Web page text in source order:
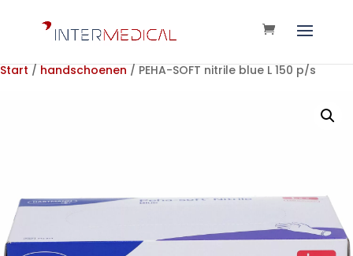
Start / handschoenen / PEHA-SOFT nitrile blue L 150 p/s